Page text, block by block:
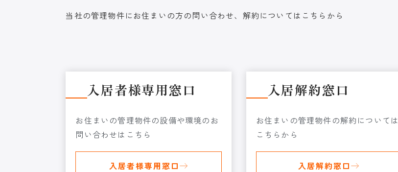
当社の管理物件にお住まいの方の問い合わせ、解約についてはこちらから
入居者様専用窓口
お住まいの管理物件の設備や環境のお
問い合わせはこちら
入居者様専用窓口
入居解約窓口
お住まいの管理物件の解約については
こちらから
入居解約窓口